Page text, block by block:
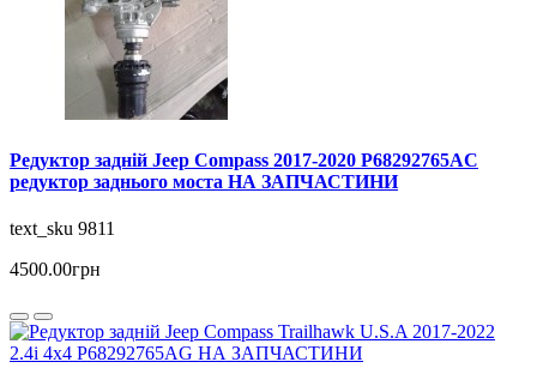
Редуктор задній Jeep Compass 2017-2020 P68292765AC
редуктор заднього моста НА ЗАПЧАСТИНИ
text_sku 9811
4500.00грн